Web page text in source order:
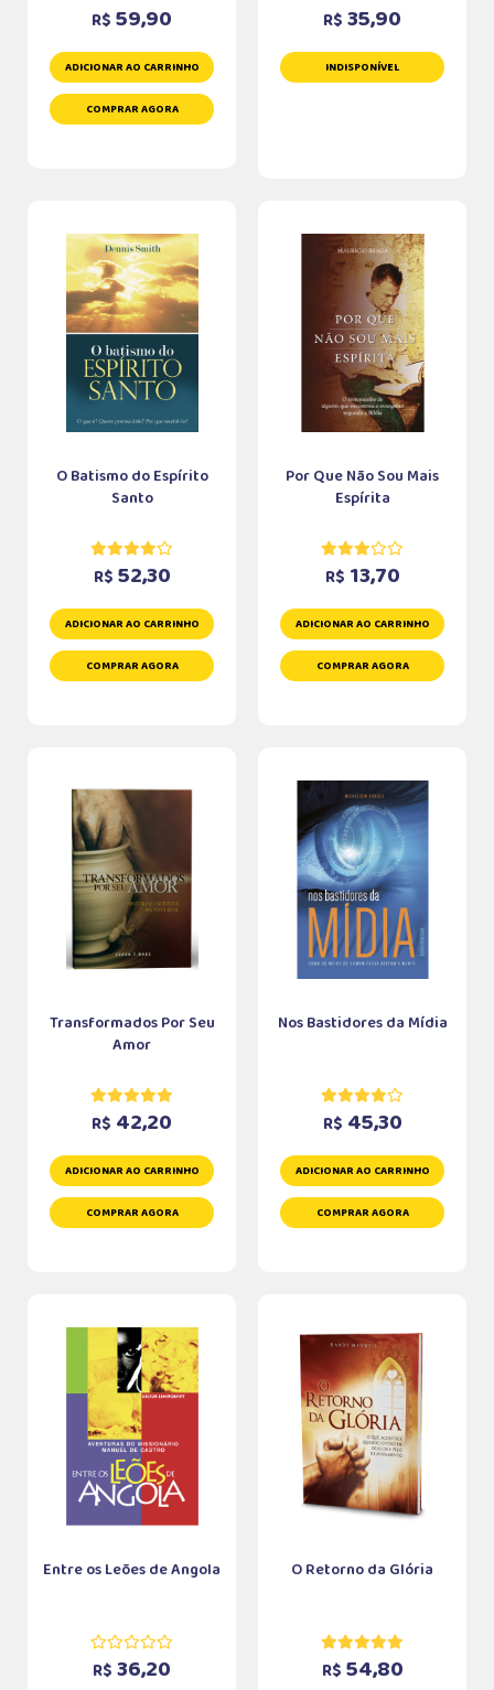
R$ 59,90
ADICIONAR AO CARRINHO
COMPRAR AGORA
R$ 35,90
INDISPONÍVEL
O Batismo do Espírito
Santo
R$ 52,30
ADICIONAR AO CARRINHO
COMPRAR AGORA
Por Que Não Sou Mais
Espírita
R$ 13,70
ADICIONAR AO CARRINHO
COMPRAR AGORA
Transformados Por Seu
Amor
R$ 42,20
ADICIONAR AO CARRINHO
COMPRAR AGORA
Nos Bastidores da Mídia
R$ 45,30
ADICIONAR AO CARRINHO
COMPRAR AGORA
Entre os Leões de Angola
R$ 36,20
O Retorno da Glória
R$ 54,80